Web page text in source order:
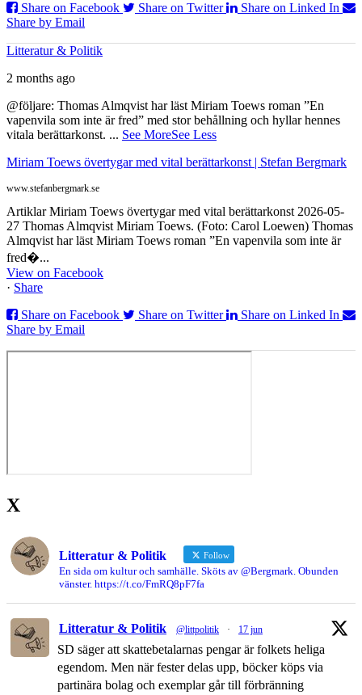
Share on Facebook
Share on Twitter
Share on Linked In
Share by Email
Litteratur & Politik
2 months ago
@följare: Thomas Almqvist har läst Miriam Toews roman ”En
vapenvila som inte är fred” med stor behållning och hyllar hennes
vitala berättarkonst. ... See MoreSee Less
Miriam Toews övertygar med vital berättarkonst | Stefan Bergmark
www.stefanbergmark.se
Artiklar Miriam Toews övertygar med vital berättarkonst 2026-05-
27 Thomas Almqvist Miriam Toews. (Foto: Carol Loewen) Thomas
Almqvist har läst Miriam Toews roman ”En vapenvila som inte är
fred�...
View on Facebook
· Share
Share on Facebook
Share on Twitter
Share on Linked In
Share by Email
X
Litteratur & Politik Follow
En sida om kultur och samhälle. Sköts av @Bergmark. Obunden
vänster. https://t.co/FmRQ8pF7fa
Litteratur & Politik @littpolitik · 17 jun
SD säger att skattebetalarnas pengar är folkets heliga
egendom. Men när fester delas upp, böcker köps via
partinära bolag och exemplar går till förbränning